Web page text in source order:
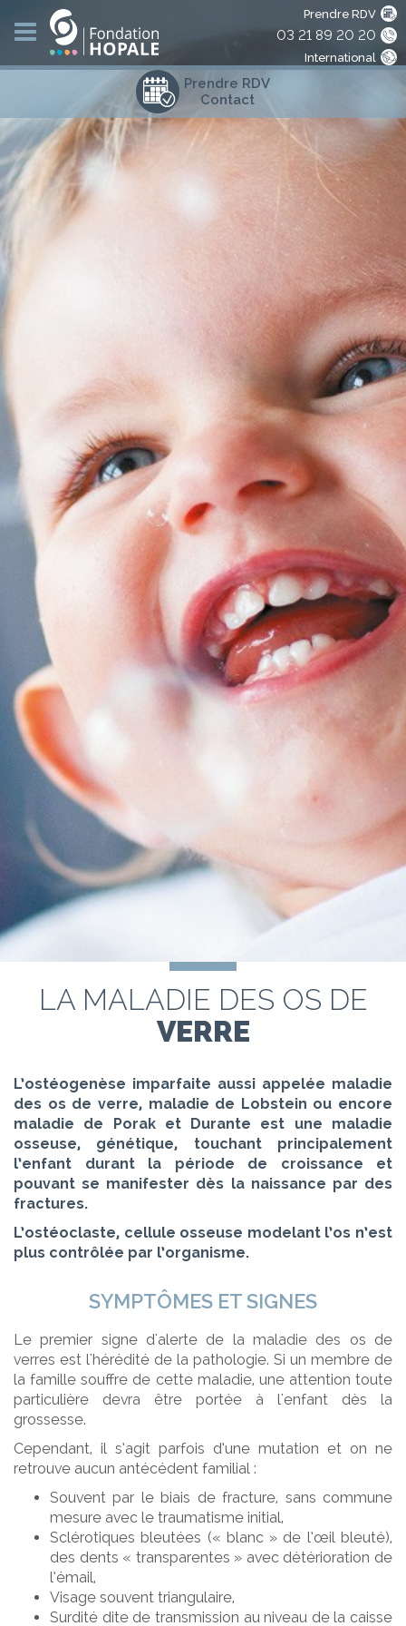
Prendre RDV
03 21 89 20 20
International
LA MALADIE DES OS DE
VERRE
L’ostéogenèse imparfaite aussi appelée maladie
des os de verre, maladie de Lobstein ou encore
maladie de Porak et Durante est une maladie
osseuse, génétique, touchant principalement
l’enfant durant la période de croissance et
pouvant se manifester dès la naissance par des
fractures.
L’ostéoclaste, cellule osseuse modelant l’os n’est
plus contrôlée par l’organisme.
SYMPTÔMES ET SIGNES
Le premier signe d'alerte de la maladie des os de
verres est l'hérédité de la pathologie. Si un membre de
la famille souffre de cette maladie, une attention toute
particulière devra être portée à l'enfant dès la
grossesse.
Cependant, il s’agit parfois d’une mutation et on ne
retrouve aucun antécédent familial :
Souvent par le biais de fracture, sans commune
mesure avec le traumatisme initial,
Sclérotiques bleutées (« blanc » de l’œil bleuté),
des dents « transparentes » avec détérioration de
l’émail,
Visage souvent triangulaire,
Surdité dite de transmission au niveau de la caisse
Prendre RDV
Contact